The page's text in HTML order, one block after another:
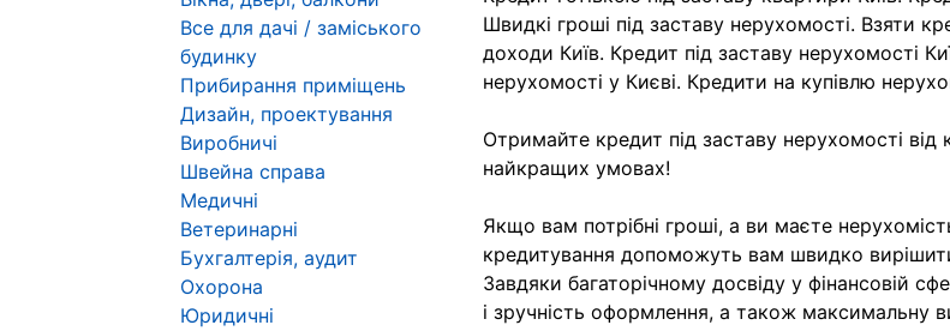
Швидкі гроші під заставу нерухомості. Взяти
доходи Київ. Кредит під заставу нерухомості
нерухомості у Києві. Кредити на купівлю
Отримайте кредит під заставу нерухомості від
найкращих умовах!
Якщо вам потрібні гроші, а ви маєте
кредитування допоможуть вам швидко
Завдяки багаторічному досвіду у фінансовій
і зручність оформлення, а також максимальну
Все для дачі / заміського
будинку
Прибирання приміщень
Дизайн, проектування
Виробничі
Швейна справа
Медичні
Ветеринарні
Бухгалтерія, аудит
Охорона
Юридичні